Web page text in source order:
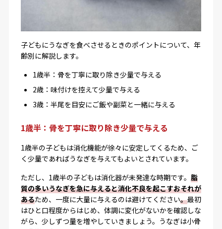
子どもにうなぎを食べさせるときのポイントについて、年
齢別に解説します。
1歳半：骨を丁寧に取り除き少量で与える
2歳：味付けを控えて少量で与える
3歳：半尾を目安にご飯や副菜と一緒に与える
1歳半：骨を丁寧に取り除き少量で与える
1歳半の子どもは消化機能が徐々に安定してくるため、ご
く少量であればうなぎを与えてもよいとされています。
ただし、1歳半の子どもは消化器が未発達な時期です。 脂
質の多いうなぎを急に与えると消化不良を起こすおそれが
あるため、一度に大量に与えるのは避けてください。最初
はひと口程度からはじめ、体調に変化がないかを確認しな
がら、少しずつ量を増やしていきましょう。うなぎは小骨